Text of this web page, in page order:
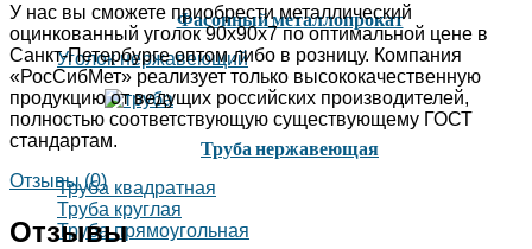
Фасонный металлопрокат
Уголок нержавеющий
Труба нержавеющая
Труба квадратная
Труба круглая
Труба прямоугольная
У нас вы сможете приобрести металлический
оцинкованный уголок 90х90х7 по оптимальной цене в
Санкт-Петербурге оптом либо в розницу. Компания
«РосСибМет» реализует только высококачественную
продукцию от ведущих российских производителей,
полностью соответствующую существующему ГОСТ
стандартам.
Отзывы (0)
Отзывы